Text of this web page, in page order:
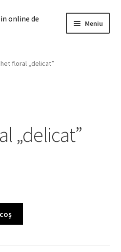
Meniu
floral „delicat”
„delicat”